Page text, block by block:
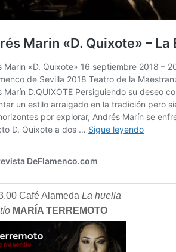
Café Alameda La huella
MARÍA TERREMOTO